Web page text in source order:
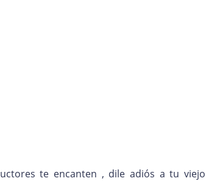
te encanten , dile adiós a tu viejo